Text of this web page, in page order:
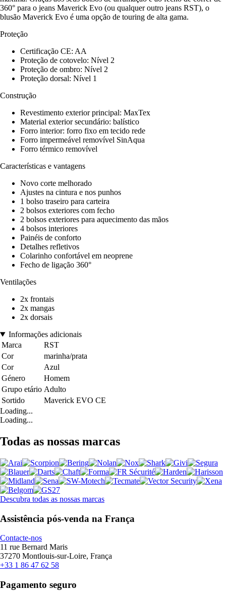
360° para o jeans Maverick Evo (ou qualquer outro jeans RST), o
blusão Maverick Evo é uma opção de touring de alta gama.
Proteção
Certificação CE: AA
Proteção de cotovelo: Nível 2
Proteção de ombro: Nível 2
Proteção dorsal: Nível 1
Construção
Revestimento exterior principal: MaxTex
Material exterior secundário: balístico
Forro interior: forro fixo em tecido rede
Forro impermeável removível SinAqua
Forro térmico removível
Características e vantagens
Novo corte melhorado
Ajustes na cintura e nos punhos
1 bolso traseiro para carteira
2 bolsos exteriores com fecho
2 bolsos exteriores para aquecimento das mãos
4 bolsos interiores
Painéis de conforto
Detalhes refletivos
Colarinho confortável em neoprene
Fecho de ligação 360°
Ventilações
2x frontais
2x mangas
2x dorsais
Informações adicionais
Marca
RST
Cor
marinha/prata
Cor
Azul
Género
Homem
Grupo etário Adulto
Sortido
Maverick EVO CE
Loading...
Loading...
Todas as nossas marcas
Descubra todas as nossas marcas
Assistência pós-venda na França
Contacte-nos
11 rue Bernard Maris
37270 Montlouis-sur-Loire, França
+33 1 86 47 62 58
Pagamento seguro